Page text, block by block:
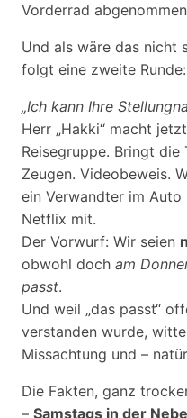
Vorderrad
Und als wäre das nicht
folgt eine zweite Runde:
„Ich kann Ihre
Herr „Hakki“ macht
Reisegruppe. Bringt
Zeugen. Videobeweis.
ein Verwandter im
Netflix mit.
Der Vorwurf: Wir seien
obwohl doch am
passt.
Und weil „das passt“
verstanden wurde,
Missachtung und –
Die Fakten, ganz
– Samstags in der